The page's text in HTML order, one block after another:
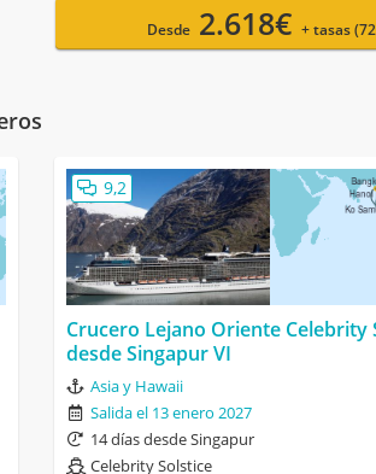
Desde 2.618€ + tasas
9,2
Crucero Lejano Oriente Celebrity
desde Singapur VI
Asia y Hawaii
Salida el 13 enero 2027
14 días desde Singapur
Celebrity Solstice